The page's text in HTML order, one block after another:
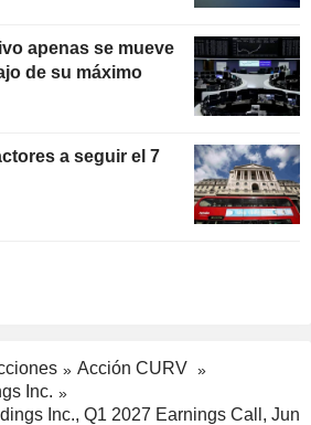
apenas se mueve
de su máximo
a seguir el 7
Acción CURV
Inc.
Inc., Q1 2027 Earnings Call, Jun